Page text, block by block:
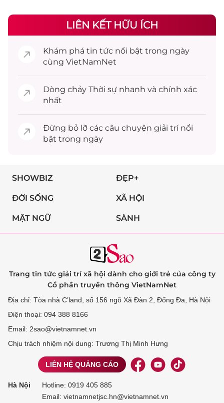
LIÊN KẾT HỮU ÍCH
Khám phá tin tức nổi bật trong ngày
cùng VietNamNet
Dòng chảy Thời sự nhanh và chính xác
nhất
Đừng bỏ lỡ các câu chuyện giải trínổi
bật trong ngày
SHOWBIZ ĐẸP+
ĐỜI SỐNG XÃ HỘI
MẬT NGỮ SÀNH
Trang tin tức giải trí xã hội dành cho giới trẻ của công ty
Cổ phần truyền thông VietNamNet
Địa chỉ: Tòa nhà C’land, số 156 ngõ Xã Đàn 2, Đống Đa, Hà Nội
Điện thoại: 094 388 8166
Email: 2sao@vietnamnet.vn
Chịu trách nhiệm nội dung: Trương Thị Minh Hưng
LIÊN HỆ QUẢNG CÁO
Hà Nội Hotline: 0919 405 885
Email: vietnamnetjsc.hn@vietnamnet.vn